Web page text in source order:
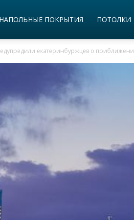
НАПОЛЬНЫЕ ПОКРЫТИЯ ПОТОЛКИ
екатеринбуржцев о